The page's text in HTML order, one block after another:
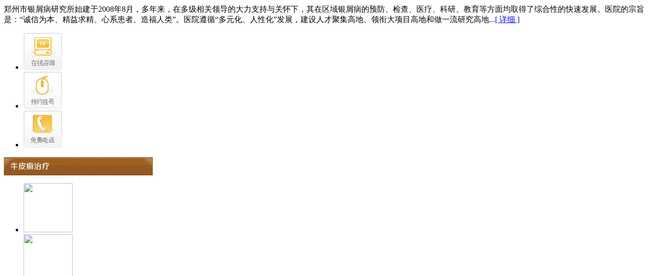
郑州市银屑病研究所始建于2008年8月，多年来，在多级相关领导的大力支持与关怀下，其在区域银屑病的预防、检查、医疗、科研、教育等方面均取得了综合性的快速发展。医院的宗旨
是：“诚信为本、精益求精、心系患者、造福人类”。医院遵循“多元化、人性化”发展，建设人才聚集高地、领衔大项目高地和做一流研究高地...[ 详细 ]